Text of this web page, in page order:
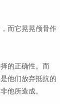
而它晃晃颅骨作
的正确性。而
他们放弃抵抗的
他所造成。